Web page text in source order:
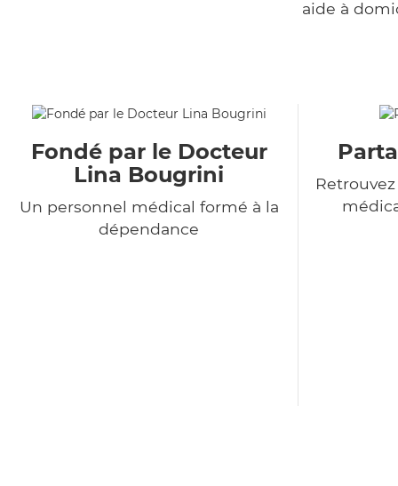
aide à
Fondé par le Docteur
Lina Bougrini
Un personnel médical formé à la
dépendance